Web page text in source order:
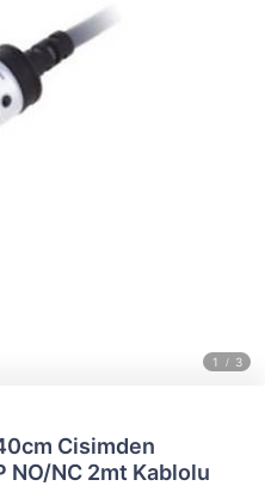
Cisimden
NO/NC 2mt Kablolu